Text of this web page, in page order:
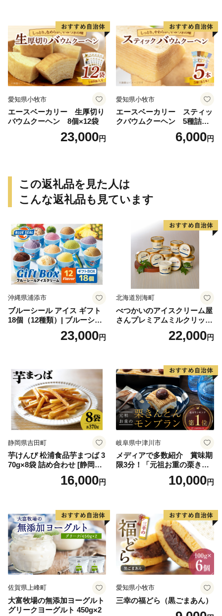
愛知県小牧市
エースベーカリー 生厚切り
バウムクーヘン 8個×12袋
23,000円
愛知県小牧市
エースベーカリー スティッ
クバウムクーヘン 5種詰合
せ バウムクーヘン バーム
クーヘン おやつ おかし スイ
6,000円
この返礼品を見た人は
こんな返礼品も見ています
沖縄県浦添市
ブルーシール アイス ギフト
18個（12種類）| ブルーシー
ルアイス ブルーシールアイ
スクリーム 着日指定可能 送
誕生日 カップ 詰め合わせ バ
ラエティ | バニラ チョコレー
ト ストロベリー ピスタチオ
バニラ＆クッキー ウベ 沖縄
紅イモ 塩ちんすこう 沖縄シ
ークヮーサー 沖縄黒糖 琉球
ロイヤルミルクティ 沖縄パ
イン
23,000円
北海道別海町
べつかいのアイスクリーム屋
さんプレミアムミルクリッチ
12個（AP-01）（ 北海道アイ
ス 北海道産アイス アイス ア
道産アイス 道産アイスクリ
ーム ギフト 詰合せ 詰め合わ
せ ふるさと納税 ）
22,000円
静岡県吉田町
芋けんぴ 松浦食品芋まつば 3
70g×8袋 詰め合わせ [静岡伊
勢丹(松浦食品) 静岡県 吉田町
22424274] 芋ケンピ セット
16,000円
岐阜県中津川市
メディアで多数紹介 賞味期
限3分！「元祖お重の栗きん
とんモンブラン」 【未来の
ご褒美】スイーツ 栗 モンブ
子 菓子 F4N-2298
10,000円
佐賀県上峰町
大富牧場の無添加ヨーグルト
グリークヨーグルト 450g×2
愛知県小牧市
三幸の福どら（黒ごまあん）